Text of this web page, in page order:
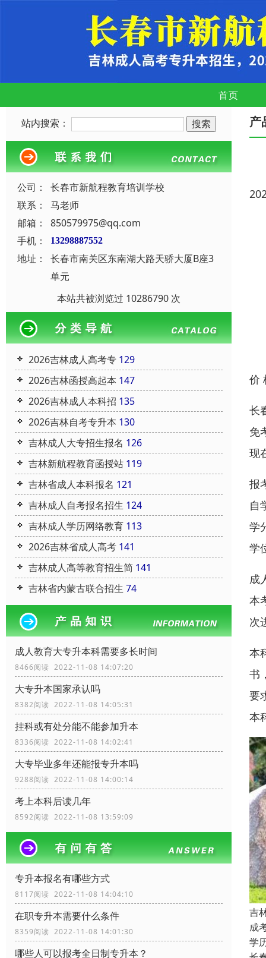
首页
站内搜索：
公司：
长春市新航程教育培训学校
联系：
马老师
邮箱：
850579975@qq.com
手机：
13298887552
地址：
长春市南关区东南湖大路天骄大厦B座3
单元
本站共被浏览过 10286790 次
2026吉林成人高考专 129
2026吉林函授高起本 147
2026吉林成人本科招 135
2026吉林自考专升本 130
吉林成人大专招生报名 126
吉林新航程教育函授站 119
吉林省成人本科报名 121
吉林成人自考报名招生 124
吉林成人学历网络教育 113
2026吉林省成人高考 141
吉林成人高等教育招生简 141
吉林省内蒙古联合招生 74
成人教育大专升本科需要多长时间
8466阅读 2022-11-08 14:07:20
大专升本国家承认吗
8382阅读 2022-11-08 14:05:31
挂科或有处分能不能参加升本
8336阅读 2022-11-08 14:02:41
大专毕业多年还能报专升本吗
9288阅读 2022-11-08 14:00:14
考上本科后读几年
8592阅读 2022-11-08 13:59:09
专升本报名有哪些方式
8117阅读 2022-11-08 14:04:10
在职专升本需要什么条件
8359阅读 2022-11-08 14:01:30
哪些人可以报考全日制专升本？
产
价
长
免
现
报
自
学
学
成
本
次
本
书
要
本
吉
成
学